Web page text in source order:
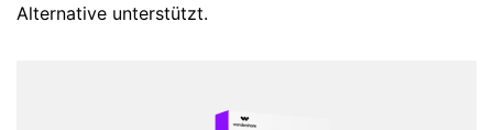
Alternative unterstützt.